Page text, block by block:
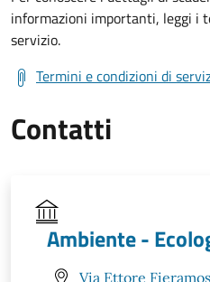
informazioni importanti, leggi i
servizio.
Termini e condizioni di
Contatti
Ambiente -
Via Ettore